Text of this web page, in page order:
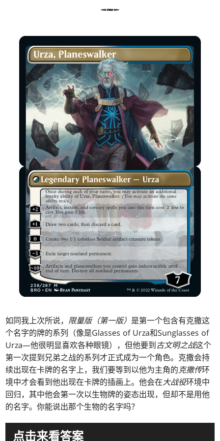
如同我上次所说， 限量版（第一版） 是第一个包含有克撒这
个名字的牌的系列（像是Glasses of Urza和Sunglasses of
Urza—他很明显喜欢各种眼镜），但他要到古文明之战这个
第一次提到兄弟之战的系列才正式成为一个角色。克撒会持
续出现在卡牌的名字上，我们要等到以他为主角的克撒传环
境中才会看到他出现在卡牌的插画上。他会在大战役环境中
回归，其中他会第一次以生物牌的姿态出现，但却不是用他
的名字。你能说出那个生物的名字吗？
点击来看答案